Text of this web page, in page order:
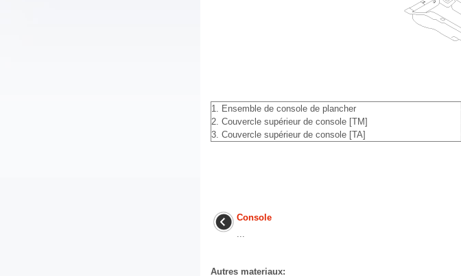
1. Ensemble de console de plancher
2. Couvercle supérieur de console [TM]
3. Couvercle supérieur de console [TA]
Console
...
Autres materiaux: